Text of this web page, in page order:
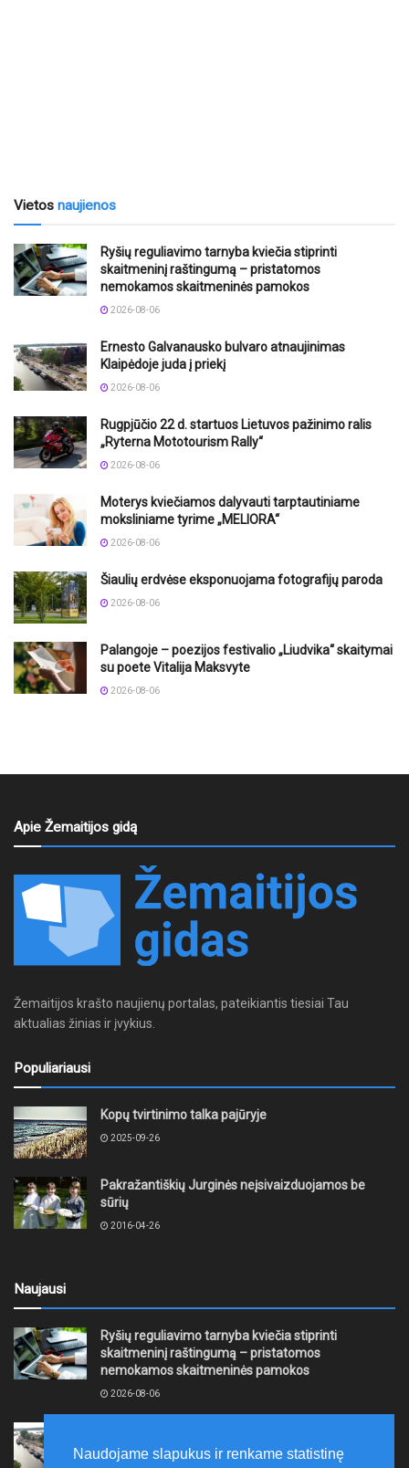
Vietos naujienos
Ryšių reguliavimo tarnyba kviečia stiprinti
skaitmeninį raštingumą – pristatomos
nemokamos skaitmeninės pamokos
2026-08-06
Ernesto Galvanausko bulvaro atnaujinimas
Klaipėdoje juda į priekį
2026-08-06
Rugpjūčio 22 d. startuos Lietuvos pažinimo ralis
„Ryterna Mototourism Rally“
2026-08-06
Moterys kviečiamos dalyvauti tarptautiniame
moksliniame tyrime „MELIORA“
2026-08-06
Šiaulių erdvėse eksponuojama fotografijų paroda
2026-08-06
Palangoje – poezijos festivalio „Liudvika“ skaitymai
su poete Vitalija Maksvyte
2026-08-06
Apie Žemaitijos gidą
Žemaitijos krašto naujienų portalas, pateikiantis tiesiai Tau
aktualias žinias ir įvykius.
Populiariausi
Kopų tvirtinimo talka pajūryje
2025-09-26
Pakražantiškių Jurginės neįsivaizduojamos be
sūrių
2016-04-26
Naujausi
Ryšių reguliavimo tarnyba kviečia stiprinti
skaitmeninį raštingumą – pristatomos
nemokamos skaitmeninės pamokos
2026-08-06
Klaipėdoje juda į priekį
Naudojame slapukus ir renkame statistinę